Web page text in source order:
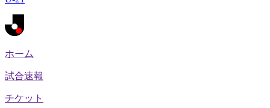
ホーム
試合速報
チケット